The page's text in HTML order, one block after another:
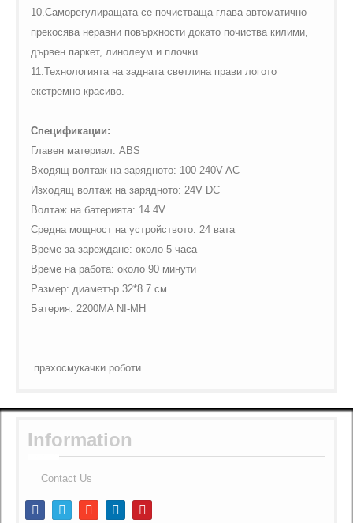
10.Саморегулиращата се почистваща глава автоматично
прекосява неравни повърхности докато почиства килими,
дървен паркет, линолеум и плочки.
11.Технологията на задната светлина прави логото
екстремно красиво.
Спецификации:
Главен материал: ABS
Входящ волтаж на зарядното: 100-240V AC
Изходящ волтаж на зарядното: 24V DC
Волтаж на батерията: 14.4V
Средна мощност на устройството: 24 вата
Време за зареждане: около 5 часа
Време на работа: около 90 минути
Размер: диаметър 32*8.7 см
Батерия: 2200MA NI -MH
прахосмукачки роботи
Information
Contact Us